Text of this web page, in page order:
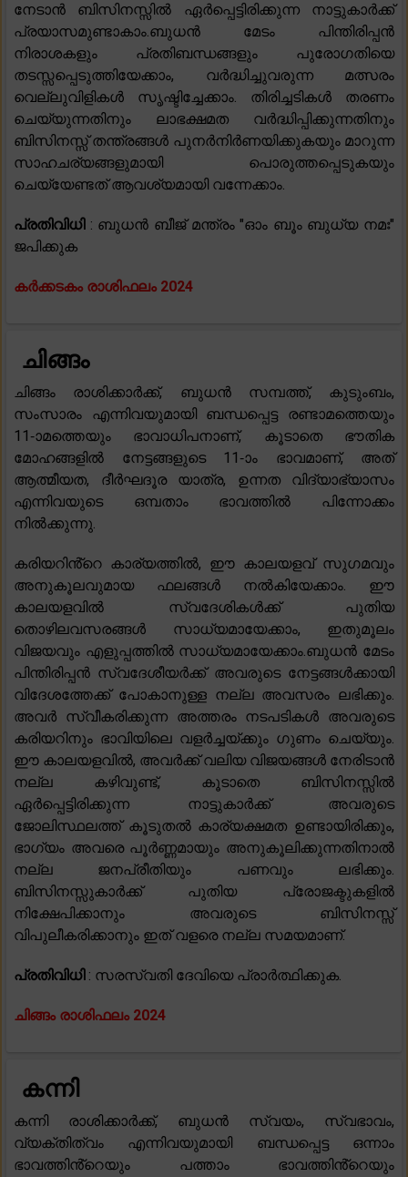
നേടാൻ ബിസിനസ്സിൽ ഏർപ്പെട്ടിരിക്കുന്ന നാട്ടുകാർക്ക്
പ്രയാസമുണ്ടാകാം.ബുധൻ മേടം പിന്തിരിപ്പൻ
നിരാശകളും പ്രതിബന്ധങ്ങളും പുരോഗതിയെ
തടസ്സപ്പെടുത്തിയേക്കാം, വർദ്ധിച്ചുവരുന്ന മത്സരം
വെല്ലുവിളികൾ സൃഷ്ടിച്ചേക്കാം. തിരിച്ചടികൾ തരണം
ചെയ്യുന്നതിനും ലാഭക്ഷമത വർദ്ധിപ്പിക്കുന്നതിനും
ബിസിനസ്സ് തന്ത്രങ്ങൾ പുനർനിർണയിക്കുകയും മാറുന്ന
സാഹചര്യങ്ങളുമായി പൊരുത്തപ്പെടുകയും
ചെയ്യേണ്ടത് ആവശ്യമായി വന്നേക്കാം.
പ്രതിവിധി : ബുധൻ ബീജ് മന്ത്രം "ഓം ബൂം ബുധ്യ നമഃ"
ജപിക്കുക
കർക്കടകം രാശിഫലം 2024
ചിങ്ങം
ചിങ്ങം രാശിക്കാർക്ക്, ബുധൻ സമ്പത്ത്, കുടുംബം,
സംസാരം എന്നിവയുമായി ബന്ധപ്പെട്ട രണ്ടാമത്തെയും
11-ാമത്തെയും ഭാവാധിപനാണ്, കൂടാതെ ഭൗതിക
മോഹങ്ങളിൽ നേട്ടങ്ങളുടെ 11-ാം ഭാവമാണ്, അത്
ആത്മീയത, ദീർഘദൂര യാത്ര, ഉന്നത വിദ്യാഭ്യാസം
എന്നിവയുടെ ഒമ്പതാം ഭാവത്തിൽ പിന്നോക്കം
നിൽക്കുന്നു.
കരിയറിൻ്റെ കാര്യത്തിൽ, ഈ കാലയളവ് സുഗമവും
അനുകൂലവുമായ ഫലങ്ങൾ നൽകിയേക്കാം. ഈ
കാലയളവിൽ സ്വദേശികൾക്ക് പുതിയ
തൊഴിലവസരങ്ങൾ സാധ്യമായേക്കാം, ഇതുമൂലം
വിജയവും എളുപ്പത്തിൽ സാധ്യമായേക്കാം.ബുധൻ മേടം
പിന്തിരിപ്പൻ സ്വദേശീയർക്ക് അവരുടെ നേട്ടങ്ങൾക്കായി
വിദേശത്തേക്ക് പോകാനുള്ള നല്ല അവസരം ലഭിക്കും.
അവർ സ്വീകരിക്കുന്ന അത്തരം നടപടികൾ അവരുടെ
കരിയറിനും ഭാവിയിലെ വളർച്ചയ്ക്കും ഗുണം ചെയ്യും.
ഈ കാലയളവിൽ, അവർക്ക് വലിയ വിജയങ്ങൾ നേരിടാൻ
നല്ല കഴിവുണ്ട്, കൂടാതെ ബിസിനസ്സിൽ
ഏർപ്പെട്ടിരിക്കുന്ന നാട്ടുകാർക്ക് അവരുടെ
ജോലിസ്ഥലത്ത് കൂടുതൽ കാര്യക്ഷമത ഉണ്ടായിരിക്കും,
ഭാഗ്യം അവരെ പൂർണ്ണമായും അനുകൂലിക്കുന്നതിനാൽ
നല്ല ജനപ്രീതിയും പണവും ലഭിക്കും.
ബിസിനസ്സുകാർക്ക് പുതിയ പ്രോജക്ടുകളിൽ
നിക്ഷേപിക്കാനും അവരുടെ ബിസിനസ്സ്
വിപുലീകരിക്കാനും ഇത് വളരെ നല്ല സമയമാണ്.
പ്രതിവിധി : സരസ്വതി ദേവിയെ പ്രാർത്ഥിക്കുക.
ചിങ്ങം രാശിഫലം 2024
കന്നി
കന്നി രാശിക്കാർക്ക്, ബുധൻ സ്വയം, സ്വഭാവം,
വ്യക്തിത്വം എന്നിവയുമായി ബന്ധപ്പെട്ട ഒന്നാം
ഭാവത്തിൻ്റെയും പത്താം ഭാവത്തിൻ്റെയും